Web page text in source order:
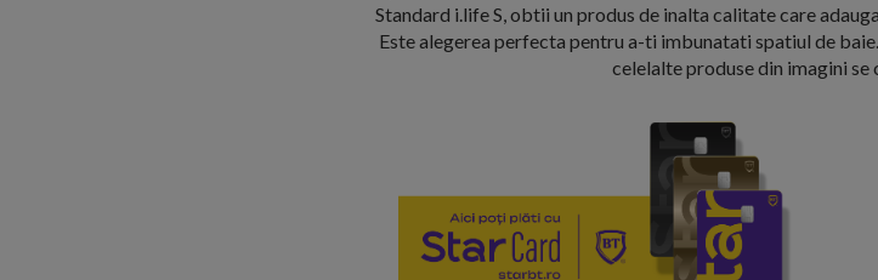
Standard i.life S, obtii un produs de inalta calitate care
Este alegerea perfecta pentru a-ti imbunatati spatiul de
celelalte produse din imagini se